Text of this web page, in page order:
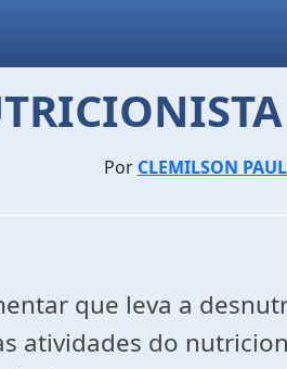
Por CLEMILSON
que leva a
atividades do